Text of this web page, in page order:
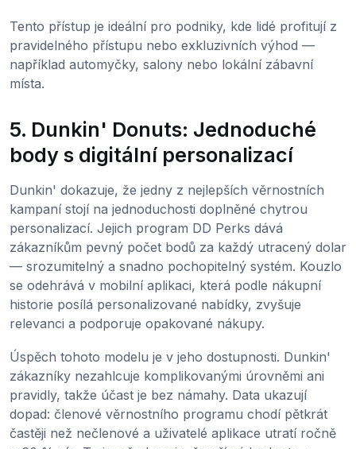
Tento přístup je ideální pro podniky, kde lidé profitují z
pravidelného přístupu nebo exkluzivních výhod —
například automyčky, salony nebo lokální zábavní
místa.
5. Dunkin' Donuts: Jednoduché
body s digitální personalizací
Dunkin' dokazuje, že jedny z nejlepších věrnostních
kampaní stojí na jednoduchosti doplněné chytrou
personalizací. Jejich program DD Perks dává
zákazníkům pevný počet bodů za každý utracený dolar
— srozumitelný a snadno pochopitelný systém. Kouzlo
se odehrává v mobilní aplikaci, která podle nákupní
historie posílá personalizované nabídky, zvyšuje
relevanci a podporuje opakované nákupy.
Úspěch tohoto modelu je v jeho dostupnosti. Dunkin'
zákazníky nezahlcuje komplikovanými úrovněmi ani
pravidly, takže účast je bez námahy. Data ukazují
dopad: členové věrnostního programu chodí pětkrát
častěji než nečlenové a uživatelé aplikace utratí ročně